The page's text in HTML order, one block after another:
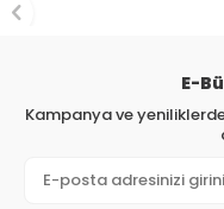
E-
Kampanya ve